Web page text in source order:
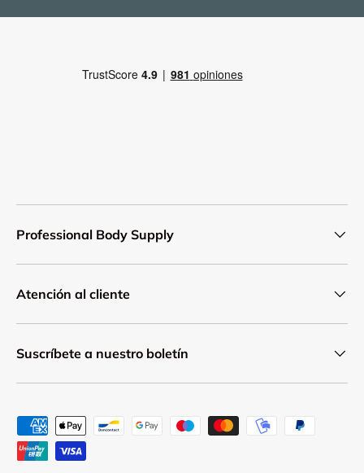
Professional Body Supply
Atención al cliente
Suscríbete a nuestro boletín
Formas de pago aceptadas